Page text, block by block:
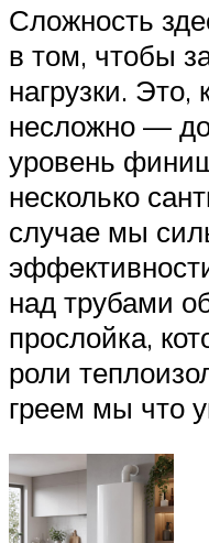
Сложность
в том, чтобы
нагрузки. Это,
несложно —
уровень
несколько
случае мы
над трубами
прослойка,
роли
греем мы что